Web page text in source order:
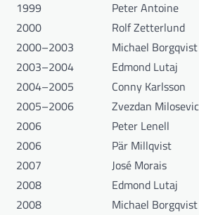
1999
Peter Antoine
2000
Rolf Zetterlund
2000–2003
Michael Borgqvist
2003–2004
Edmond Lutaj
2004–2005
Conny Karlsson
2005–2006
Zvezdan Milosevic
2006
Peter Lenell
2006
Pär Millqvist
2007
José Morais
2008
Edmond Lutaj
2008
Michael Borgqvist